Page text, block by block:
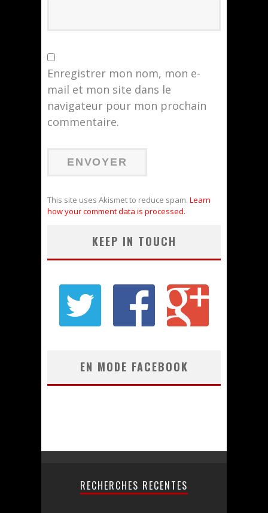
Enregistrer mon nom, mon e-
mail et mon site dans le
navigateur pour mon prochain
commentaire.
This site uses Akismet to reduce spam. Learn
how your comment data is processed.
KEEP IN TOUCH
EN MODE FACEBOOK
RECHERCHES RECENTES